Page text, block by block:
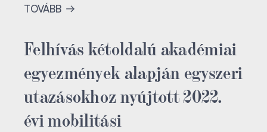
TOVÁBB
Felhívás kétoldalú akadémiai
egyezmények alapján egyszeri
utazásokhoz nyújtott 2022.
évi mobilitási